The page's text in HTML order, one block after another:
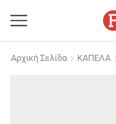
Αρχική Σελίδα ΚΑΠΕΛΑ